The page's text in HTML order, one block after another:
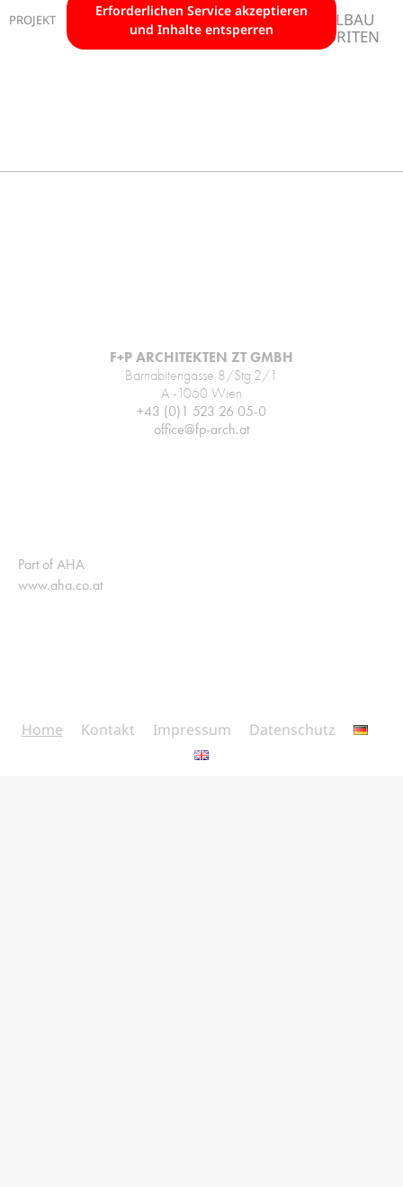
Erforderlichen Service akzeptieren
und Inhalte entsperren
PROJEKT
Mai
2026
BAUSTART ZENTRALBAU
(ZNA) KLINIK FAVORITEN
F+P ARCHITEKTEN ZT GMBH
Barnabitengasse 8/Stg.2/1
A -1060 Wien
+43 (0)1 523 26 05-0
office@fp-arch.at
Part of AHA
www.aha.co.at
Home Kontakt Impressum Datenschutz